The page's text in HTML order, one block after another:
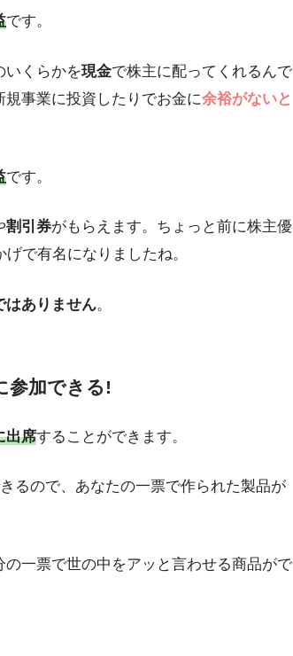
です。
いくらかを現金で株主に配ってくれるんで
事業に投資したりでお金に余裕がないと
です。
割引券がもらえます。ちょっと前に株主優
で有名になりましたね。
はありません。
参加できる!
出席することができます。
るので、あなたの一票で作られた製品が
一票で世の中をアッと言わせる商品がで